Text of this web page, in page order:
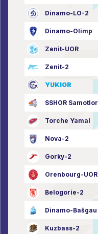
Dinamo-LO-2
Dinamo-Olimp
Zenit-UOR
Zenit-2
YUKIOR
SSHOR Samotlor
Torche Yamal
Nova-2
Gorky-2
Orenbourg-UOR
Belogorie-2
Dinamo-Bašgau
Kuzbass-2